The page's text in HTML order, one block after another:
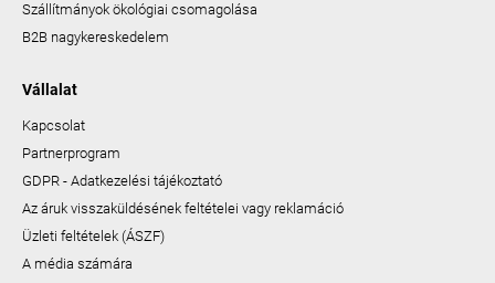
Szállítmányok ökológiai csomagolása
B2B nagykereskedelem
Vállalat
Kapcsolat
Partnerprogram
GDPR - Adatkezelési tájékoztató
Az áruk visszaküldésének feltételei vagy reklamáció
Üzleti feltételek (ÁSZF)
A média számára